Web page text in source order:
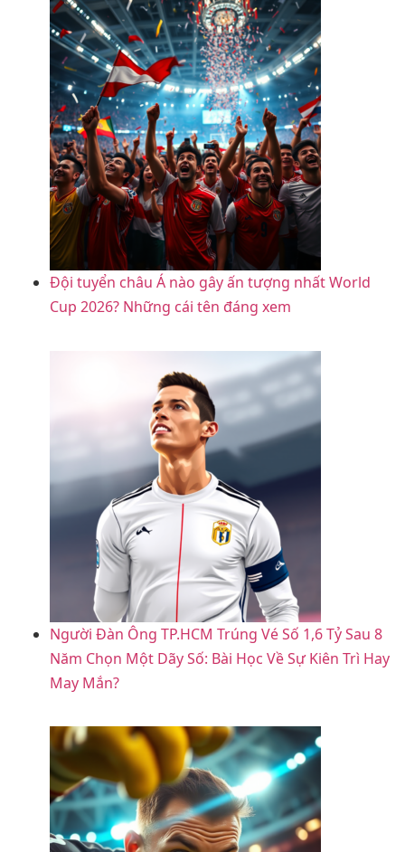
Đội tuyển châu Á nào gây ấn tượng nhất World
Cup 2026? Những cái tên đáng xem
Người Đàn Ông TP.HCM Trúng Vé Số 1,6 Tỷ Sau 8
Năm Chọn Một Dãy Số: Bài Học Về Sự Kiên Trì Hay
May Mắn?